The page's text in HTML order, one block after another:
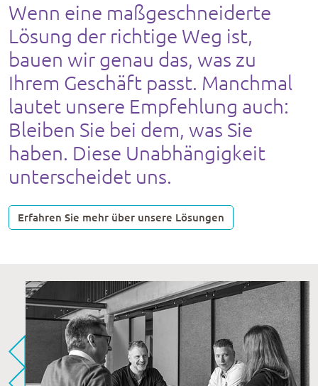
Wenn eine maßgeschneiderte
Lösung der richtige Weg ist,
bauen wir genau das, was zu
Ihrem Geschäft passt. Manchmal
lautet unsere Empfehlung auch:
Bleiben Sie bei dem, was Sie
haben. Diese Unabhängigkeit
unterscheidet uns.
Erfahren Sie mehr über unsere Lösungen